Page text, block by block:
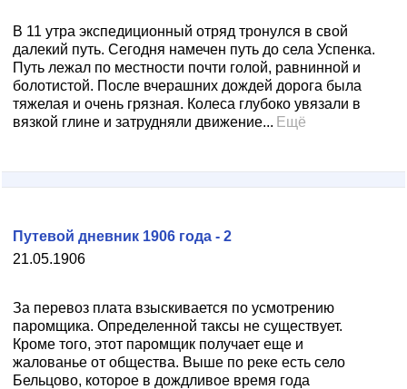
В 11 утра экспедиционный отряд тронулся в свой
далекий путь. Сегодня намечен путь до села Успенка.
Путь лежал по местности почти голой, равнинной и
болотистой. После вчерашних дождей дорога была
тяжелая и очень грязная. Колеса глубоко увязали в
вязкой глине и затрудняли движение... Ещё
21.05.1906
Путевой дневник 1906 года - 2
За перевоз плата взыскивается по усмотрению
паромщика. Определенной таксы не существует.
Кроме того, этот паромщик получает еще и
жалованье от общества. Выше по реке есть село
Бельцово, которое в дождливое время года